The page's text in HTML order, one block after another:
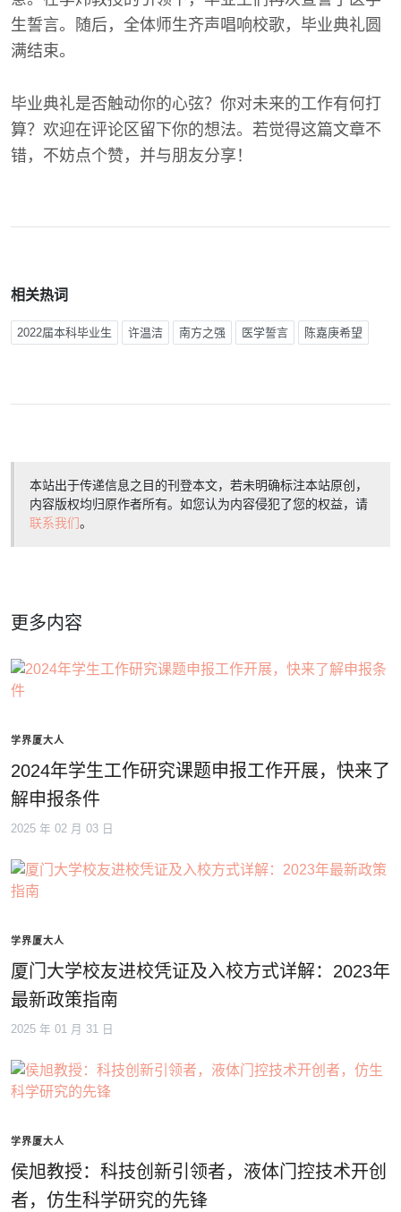
生誓言。随后，全体师生齐声唱响校歌，毕业典礼圆
满结束。
毕业典礼是否触动你的心弦？你对未来的工作有何打
算？欢迎在评论区留下你的想法。若觉得这篇文章不
错，不妨点个赞，并与朋友分享！
相关热词
2022届本科毕业生 许温洁 南方之强 医学誓言 陈嘉庚希望
本站出于传递信息之目的刊登本文，若未明确标注本站原创，
内容版权均归原作者所有。如您认为内容侵犯了您的权益，请
联系我们。
更多内容
学界厦大人
2024年学生工作研究课题申报工作开展，快来了
解申报条件
2025 年 02 月 03 日
学界厦大人
厦门大学校友进校凭证及入校方式详解：2023年
最新政策指南
2025 年 01 月 31 日
学界厦大人
侯旭教授：科技创新引领者，液体门控技术开创
者，仿生科学研究的先锋